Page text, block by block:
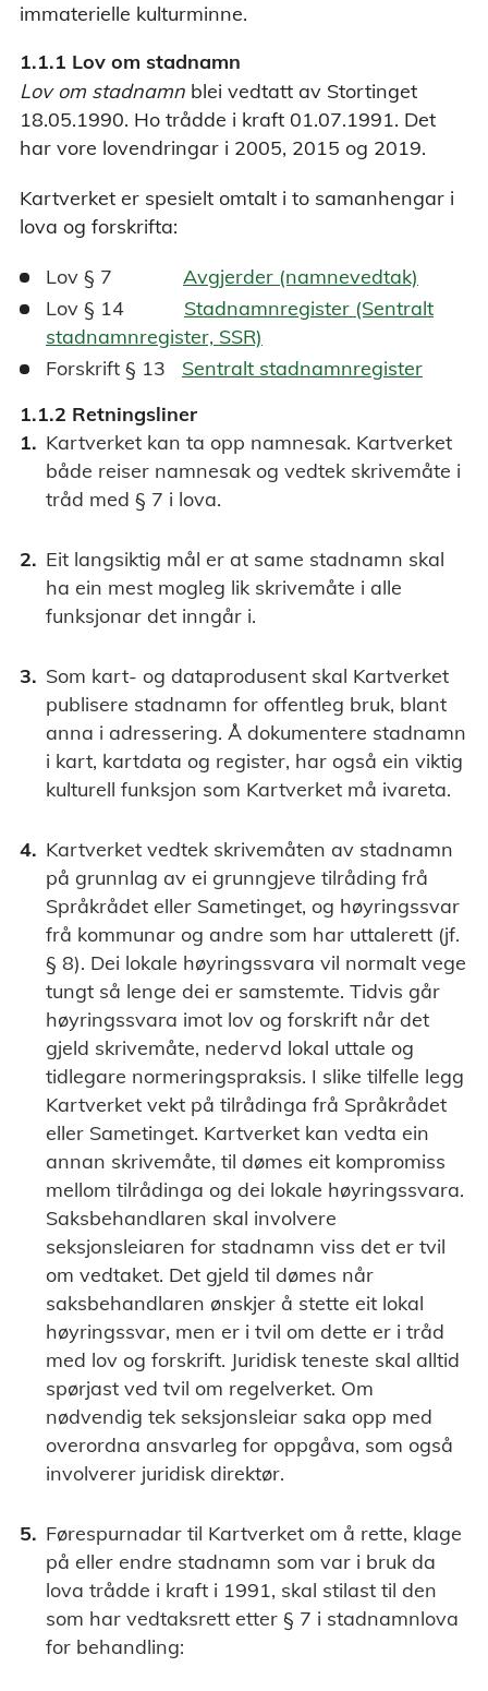
immaterielle kulturminne.
1.1.1 Lov om stadnamn
Lov om stadnamn blei vedtatt av Stortinget
18.05.1990. Ho trådde i kraft 01.07.1991. Det
har vore lovendringar i 2005, 2015 og 2019.
Kartverket er spesielt omtalt i to samanhengar i
lova og forskrifta:
Lov § 7 Avgjerder (namnevedtak)
Lov § 14 Stadnamnregister (Sentralt
stadnamnregister, SSR)
Forskrift § 13 Sentralt stadnamnregister
1.1.2 Retningsliner
Kartverket kan ta opp namnesak. Kartverket
både reiser namnesak og vedtek skrivemåte i
tråd med § 7 i lova.
Eit langsiktig mål er at same stadnamn skal
ha ein mest mogleg lik skrivemåte i alle
funksjonar det inngår i.
Som kart- og dataprodusent skal Kartverket
publisere stadnamn for offentleg bruk, blant
anna i adressering. Å dokumentere stadnamn
i kart, kartdata og register, har også ein viktig
kulturell funksjon som Kartverket må ivareta.
Kartverket vedtek skrivemåten av stadnamn
på grunnlag av ei grunngjeve tilråding frå
Språkrådet eller Sametinget, og høyringssvar
frå kommunar og andre som har uttalerett (jf.
§ 8). Dei lokale høyringssvara vil normalt vege
tungt så lenge dei er samstemte. Tidvis går
høyringssvara imot lov og forskrift når det
gjeld skrivemåte, nedervd lokal uttale og
tidlegare normeringspraksis. I slike tilfelle legg
Kartverket vekt på tilrådinga frå Språkrådet
eller Sametinget. Kartverket kan vedta ein
annan skrivemåte, til dømes eit kompromiss
mellom tilrådinga og dei lokale høyringssvara.
Saksbehandlaren skal involvere
seksjonsleiaren for stadnamn viss det er tvil
om vedtaket. Det gjeld til dømes når
saksbehandlaren ønskjer å stette eit lokal
høyringssvar, men er i tvil om dette er i tråd
med lov og forskrift. Juridisk teneste skal alltid
spørjast ved tvil om regelverket. Om
nødvendig tek seksjonsleiar saka opp med
overordna ansvarleg for oppgåva, som også
involverer juridisk direktør.
Førespurnadar til Kartverket om å rette, klage
på eller endre stadnamn som var i bruk da
lova trådde i kraft i 1991, skal stilast til den
som har vedtaksrett etter § 7 i stadnamnlova
for behandling: